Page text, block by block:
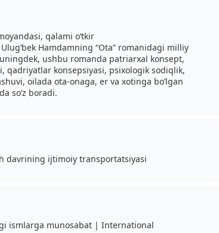
qalami o‘tkir
Hamdamning “Ota” romanidagi milliy
ushbu romanda patriarxal konsept,
konsepsiyasi, psixologik sodiqlik,
oilada ota-onaga, er va xotinga bo’lgan
so’z boradi.
davrining ijtimoiy transportatsiyasi
ismlarga munosabat | International